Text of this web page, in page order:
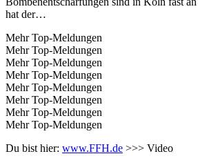
hat der…
Mehr Top-Meldungen
Mehr Top-Meldungen
Mehr Top-Meldungen
Mehr Top-Meldungen
Mehr Top-Meldungen
Mehr Top-Meldungen
Mehr Top-Meldungen
Mehr Top-Meldungen
Du bist hier: www.FFH.de >>> Video